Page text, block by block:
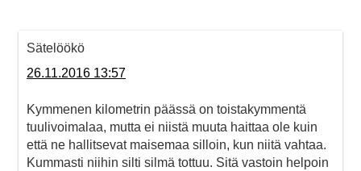
Sätelöökö
26.11.2016 13:57
Kymmenen kilometrin päässä on toistakymmentä
tuulivoimalaa, mutta ei niistä muuta haittaa ole kuin
että ne hallitsevat maisemaa silloin, kun niitä vahtaa.
Kummasti niihin silti silmä tottuu. Sitä vastoin helpoin